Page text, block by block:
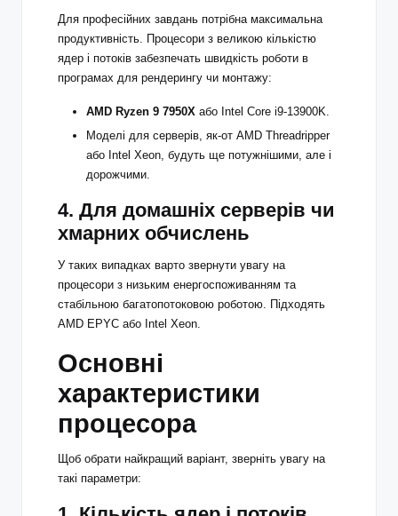
Для професійних завдань потрібна максимальна
продуктивність. Процесори з великою кількістю
ядер і потоків забезпечать швидкість роботи в
програмах для рендерингу чи монтажу:
AMD Ryzen 9 7950X або Intel Core i9-13900K.
Моделі для серверів, як-от AMD Threadripper
або Intel Xeon, будуть ще потужнішими, але і
дорожчими.
4. Для домашніх серверів чи
хмарних обчислень
У таких випадках варто звернути увагу на
процесори з низьким енергоспоживанням та
стабільною багатопотоковою роботою. Підходять
AMD EPYC або Intel Xeon.
Основні
характеристики
процесора
Щоб обрати найкращий варіант, зверніть увагу на
такі параметри: